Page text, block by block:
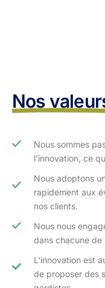
Nos
Nous sommes
l’innovation, ce
Nous adoptons
rapidement aux
nos clients.​
Nous nous
dans chacune de
L'innovation est
de proposer des